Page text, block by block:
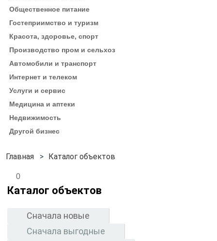
Общественное питание
Гостеприимство и туризм
Красота, здоровье, спорт
Производство пром и сельхоз
Автомобили и транспорт
Интернет и телеком
Услуги и сервис
Медицина и аптеки
Недвижимость
Другой бизнес
Каталог объектов
0
Каталог объектов
Сначала новые
Сначала выгодные